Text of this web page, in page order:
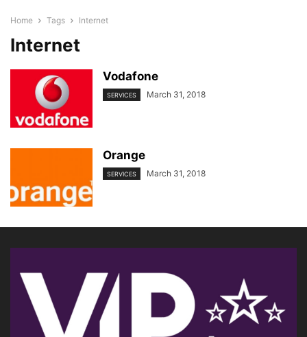
Home Tags Internet
Internet
Vodafone
SERVICES March 31, 2018
Orange
SERVICES March 31, 2018